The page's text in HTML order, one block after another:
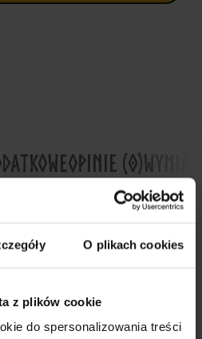
O plikach cookies
z plików cookie
do spersonalizowania treści
OPINIE (0)
kulkę do
tak dopasowana, żeby